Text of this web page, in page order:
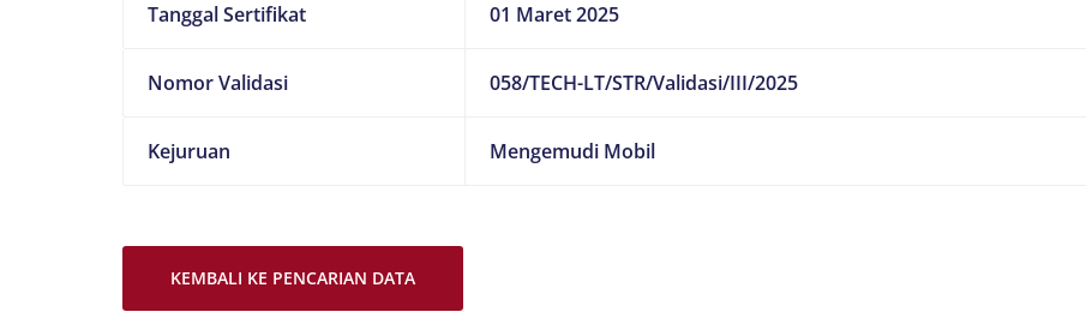
Tanggal Sertifikat 01 Maret 2025
Nomor Validasi 058/TECH-LT/STR/Validasi/III/2025
Kejuruan Mengemudi Mobil
KEMBALI KE PENCARIAN DATA